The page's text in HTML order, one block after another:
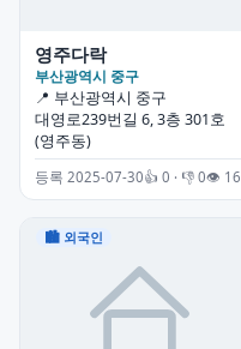
영주다락
부산광역시 중구
📍 부산광역시 중구
대영로239번길 6, 3층 301호
(영주동)
등록 2025-07-30👍 0 · 👎 0👁 16
🏙 외국인